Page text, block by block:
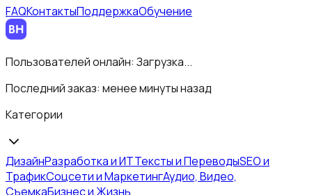
FAQКонтактыПоддержкаОбучение
Пользователей онлайн: Загрузка...
Последний заказ: менее минуты назад
Категории
ДизайнРазработка и ИТТексты и ПереводыSEO и
ТрафикСоцсети и МаркетингАудио, Видео,
СъемкаБизнес и Жизнь